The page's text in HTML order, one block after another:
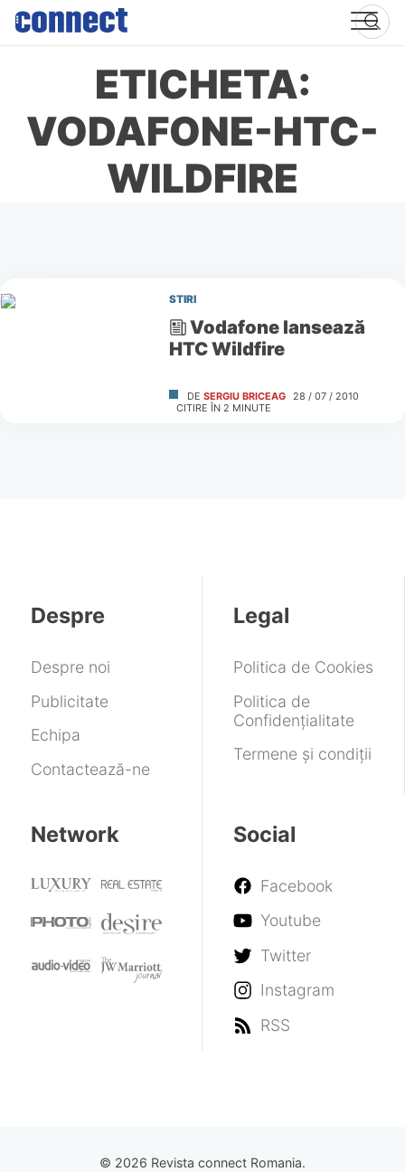
Skip
content
ETICHETA:
VODAFONE-HTC-
WILDFIRE
STIRI
Vodafone lansează
HTC Wildfire
DE SERGIU BRICEAG 28 / 07 / 2010
CITIRE ÎN 2 MINUTE
Despre
Despre noi
Publicitate
Echipa
Contactează-ne
Legal
Politica de Cookies
Politica de
Confidențialitate
Termene și condiții
Network Social
Facebook
Youtube
Twitter
Instagram
RSS
© 2026 Revista connect Romania.